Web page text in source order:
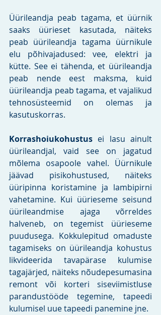
Üürileandja peab tagama, et üürnik
saaks üürieset kasutada, näiteks
peab üürileandja tagama üürnikule
elu põhivajadused: vee, elektri ja
kütte. See ei tähenda, et üürileandja
peab nende eest maksma, kuid
üürileandja peab tagama, et vajalikud
tehnosüsteemid on olemas ja
kasutuskorras.
Korrashoiukohustus ei lasu ainult
üürileandjal, vaid see on jagatud
mõlema osapoole vahel. Üürnikule
jäävad pisikohustused, näiteks
üüripinna koristamine ja lambipirni
vahetamine. Kui üürieseme seisund
üürileandmise ajaga võrreldes
halveneb, on tegemist üürieseme
puudusega. Kokkulepitud omaduste
tagamiseks on üürileandja kohustus
likvideerida tavapärase kulumise
tagajärjed, näiteks nõudepesumasina
remont või korteri siseviimistluse
parandustööde tegemine, tapeedi
kulumisel uue tapeedi panemine jne.